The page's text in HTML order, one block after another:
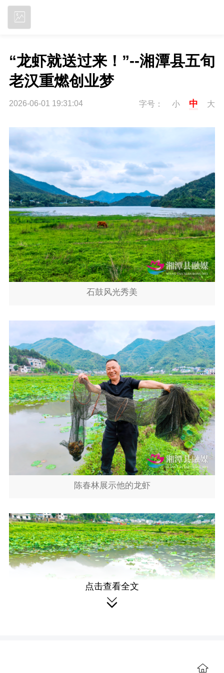
“龙虾就送过来！”--湘潭县五旬
老汉重燃创业梦
2026-06-01 19:31:04 字号： 小 中 大
石鼓风光秀美
陈春林展示他的龙虾
点击查看全文
